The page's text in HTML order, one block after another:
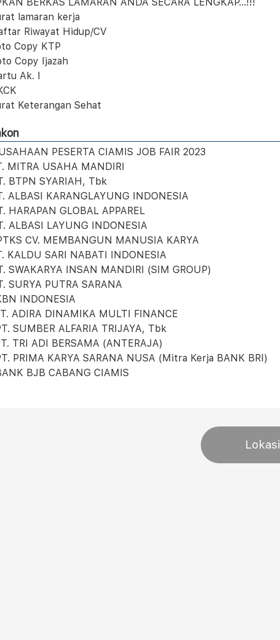
lamaran kerja
Riwayat Hidup/CV
Copy KTP
Copy Ijazah
Ak. I
Keterangan Sehat
PESERTA CIAMIS JOB FAIR 2023
MITRA USAHA MANDIRI
BTPN SYARIAH, Tbk
ALBASI KARANGLAYUNG INDONESIA
HARAPAN GLOBAL APPAREL
ALBASI LAYUNG INDONESIA
CV. MEMBANGUN MANUSIA KARYA
KALDU SARI NABATI INDONESIA
SWAKARYA INSAN MANDIRI (SIM GROUP)
SURYA PUTRA SARANA
INDONESIA
ADIRA DINAMIKA MULTI FINANCE
SUMBER ALFARIA TRIJAYA, Tbk
TRI ADI BERSAMA (ANTERAJA)
PRIMA KARYA SARANA NUSA (Mitra Kerja BANK BRI)
BJB CABANG CIAMIS
Lokasi